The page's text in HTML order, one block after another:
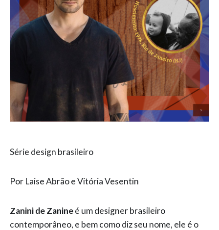
Série design brasileiro
Por Laise Abrão e Vitória Vesentin
Zanini de Zanineé um designer brasileiro
contemporâneo, e bem como diz seu nome, ele é o